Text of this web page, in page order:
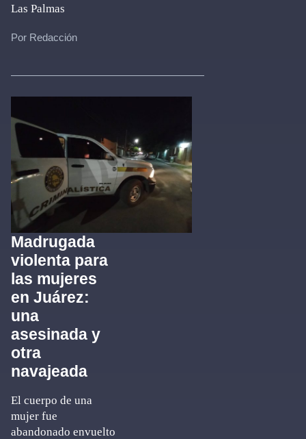
Las Palmas
Por Redacción
Madrugada
violenta para
las mujeres
en Juárez:
una
asesinada y
otra
navajeada
El cuerpo de una
mujer fue
abandonado envuelto